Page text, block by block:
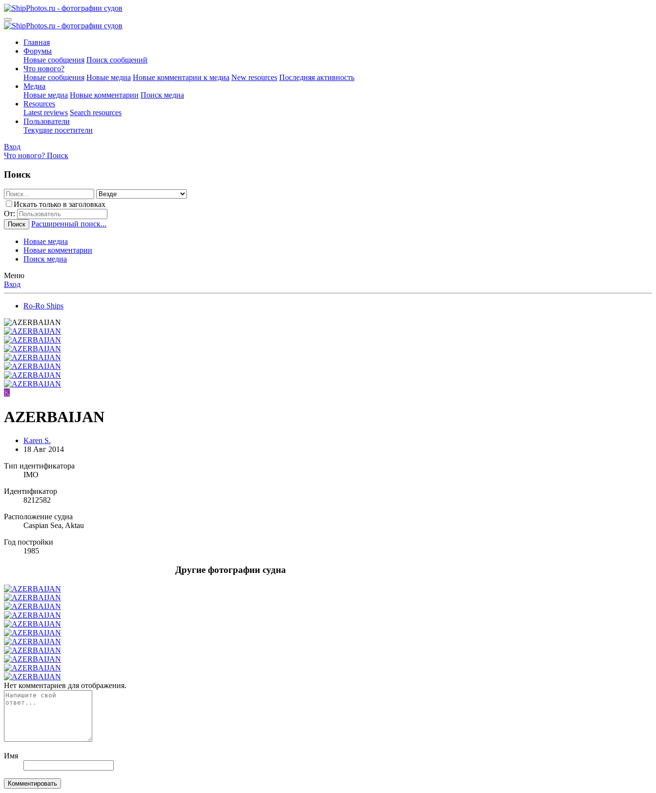
Главная
Форумы
Новые сообщения Поиск сообщений
Что нового?
Новые сообщения Новые медиа Новые комментарии к медиа New resources Последняя активность
Медиа
Новые медиа Новые комментарии Поиск медиа
Resources
Latest reviews Search resources
Пользователи
Текущие посетители
Вход
Что нового? Поиск
Поиск
Искать только в заголовках
От:
Поиск Расширенный поиск...
Новые медиа
Новые комментарии
Поиск медиа
Меню
Вход
Ro-Ro Ships
K
AZERBAIJAN
Karen S.
18 Авг 2014
Тип идентификатора
IMO
Идентификатор
8212582
Расположение судна
Caspian Sea, Aktau
Год постройки
1985
Другие фотографии судна
Нет комментариев для отображения.
Имя
Комментировать